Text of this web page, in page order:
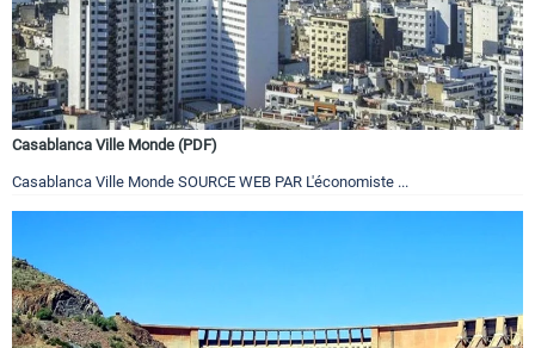
Casablanca Ville Monde (PDF)
Casablanca Ville Monde SOURCE WEB PAR L'économiste ...